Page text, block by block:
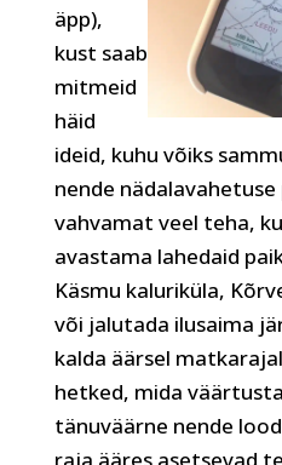
äpp),
kust saab
mitmeid
häid
ideid, kuhu võiks
nende nädalavahetuse
vahvamat veel teha,
avastama lahedaid
Käsmu kaluriküla,
või jalutada ilusaima
kalda äärsel
hetked, mida
tänuväärne nende